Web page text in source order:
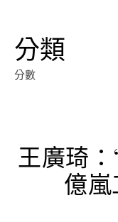
分類
分數
王廣琦
億